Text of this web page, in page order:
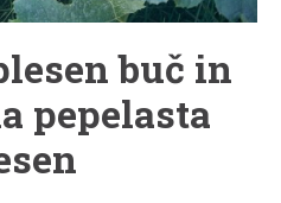
buč in
pepelasta